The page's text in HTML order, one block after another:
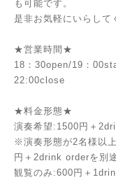
も可能です。
是非お気軽にいらして
★営業時間★
18：30open/19：
22:00close
★料金形態★
演奏希望:1500円＋
※演奏形態が2名様以
円＋2drink orderを別
観覧のみ:600円＋